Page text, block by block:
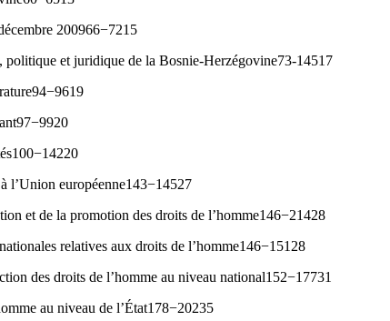
200966−7215
et juridique de la Bosnie-Herzégovine73-14517
l’Union européenne143−14527
et de la promotion des droits de l’homme146−21428
relatives aux droits de l’homme146−15128
des droits de l’homme au niveau national152−17731
au niveau de l’État178−20235